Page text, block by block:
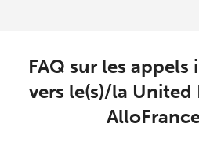
All country ⁦15.9¢⁩
Uzbekistan
FAQ sur les
vers le(s)/la